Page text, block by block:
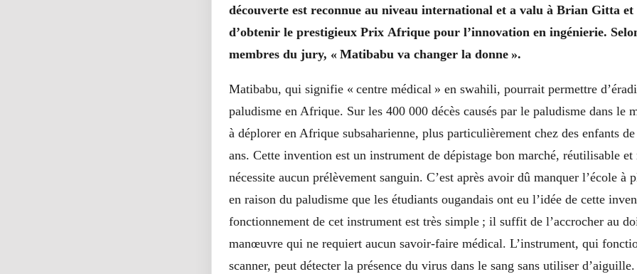
découverte est reconnue au niveau international et a valu à Brian Gitta et
d’obtenir le prestigieux Prix Afrique pour l’innovation en ingénierie.
membres du jury, « Matibabu va changer la donne ».
Matibabu, qui signifie « centre médical » en swahili, pourrait permettre
paludisme en Afrique. Sur les 400 000 décès causés par le paludisme dans le
à déplorer en Afrique subsaharienne, plus particulièrement chez des enfants
ans. Cette invention est un instrument de dépistage bon marché, réutilisable
nécessite aucun prélèvement sanguin. C’est après avoir dû manquer l’école à
en raison du paludisme que les étudiants ougandais ont eu l’idée de cette
fonctionnement de cet instrument est très simple ; il suffit de l’accrocher au
manœuvre qui ne requiert aucun savoir-faire médical. L’instrument, qui
scanner, peut détecter la présence du virus dans le sang sans utiliser